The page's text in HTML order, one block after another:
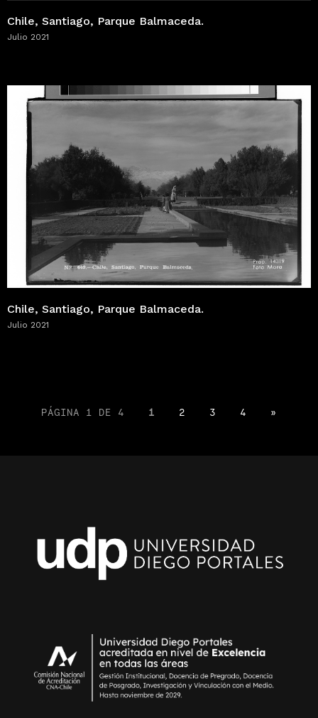
Chile, Santiago, Parque Balmaceda.
Julio 2021
Chile, Santiago, Parque Balmaceda.
Julio 2021
PÁGINA 1 DE 4 1 2 3 4 »